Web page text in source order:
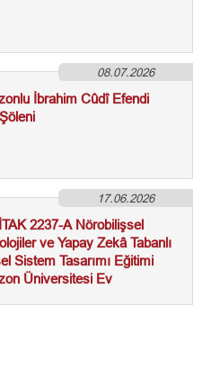
08.07.2026
İbrahim Cûdî Efendi
17.06.2026
2237-A Nörobilişsel
ve Yapay Zekâ Tabanlı
Sistem Tasarımı Eğitimi
Üniversitesi Ev